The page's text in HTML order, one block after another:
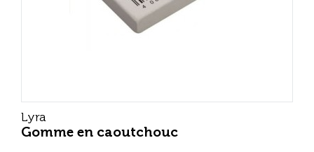
Lyra
Gomme en caoutchouc